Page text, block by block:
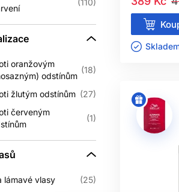
Fén, žehlička a kulma mohou
požadovaný výsledek, a vhodnou
Tepelná ochrana
Slunce může ovlivnit pigment i
tvrzením používejte
Blond a porézní vlasy mohou po
zelené barvivo. Při problému
110
oranžovým
odstínům
18
žlutým odstínům
27
červeným
1
lámavé vlasy
25
Skladem